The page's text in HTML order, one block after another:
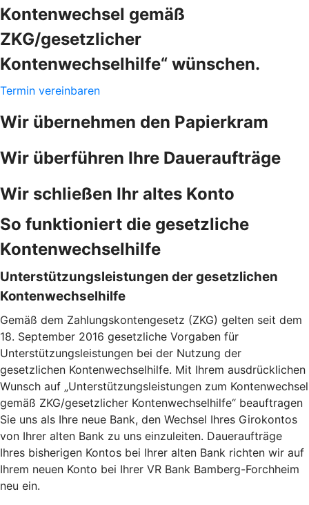
Kontenwechsel gemäß
ZKG/gesetzlicher
Kontenwechselhilfe“ wünschen.
Termin vereinbaren
Wir übernehmen den Papierkram
Wir überführen Ihre Daueraufträge
Wir schließen Ihr altes Konto
So funktioniert die gesetzliche
Kontenwechselhilfe
Unterstützungsleistungen der gesetzlichen
Kontenwechselhilfe
Gemäß dem Zahlungskontengesetz (ZKG) gelten seit dem
18. September 2016 gesetzliche Vorgaben für
Unterstützungsleistungen bei der Nutzung der
gesetzlichen Kontenwechselhilfe. Mit Ihrem ausdrücklichen
Wunsch auf „Unterstützungsleistungen zum Kontenwechsel
gemäß ZKG/gesetzlicher Kontenwechselhilfe“ beauftragen
Sie uns als Ihre neue Bank, den Wechsel Ihres Girokontos
von Ihrer alten Bank zu uns einzuleiten. Daueraufträge
Ihres bisherigen Kontos bei Ihrer alten Bank richten wir auf
Ihrem neuen Konto bei Ihrer VR Bank Bamberg-Forchheim
neu ein.